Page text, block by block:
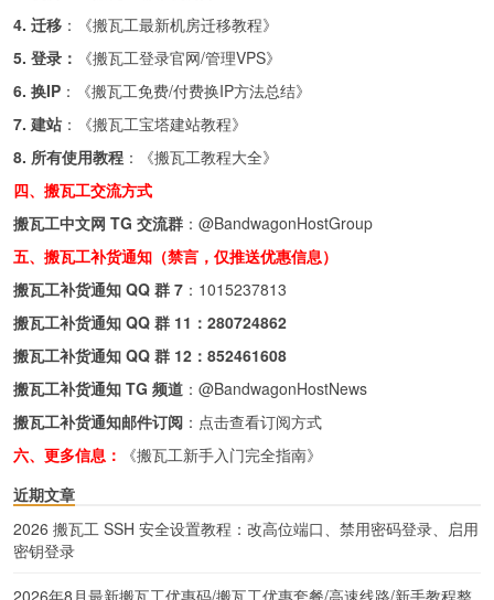
4. 迁移 ：《搬瓦工最新机房迁移教程》
5. 登录：
《搬瓦工登录官网/管理VPS》
6. 换IP ：《搬瓦工免费/付费换IP方法总结》
7. 建站 ：《搬瓦工宝塔建站教程》
8. 所有使用教程 ：《搬瓦工教程大全》
四、搬瓦工交流方式
搬瓦工中文网 TG 交流群 ： @BandwagonHostGroup
五、搬瓦工补货通知（禁言，仅推送优惠信息）
搬瓦工补货通知 QQ 群 7 ： 1015237813
搬瓦工补货通知 QQ 群 11： 280724862
搬瓦工补货通知 QQ 群 12： 852461608
搬瓦工补货通知 TG 频道 ： @BandwagonHostNews
搬瓦工补货通知邮件订阅 ： 点击查看订阅方式
六、更多信息：
《搬瓦工新手入门完全指南》
近期文章
2026 搬瓦工 SSH 安全设置教程：改高位端口、禁用密码登录、启用
密钥登录
2026年8月最新搬瓦工优惠码/搬瓦工优惠套餐/高速线路/新手教程整